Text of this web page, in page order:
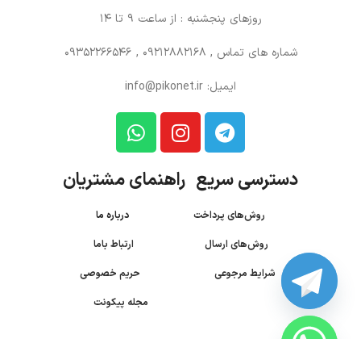
روزهای پنجشنبه : از ساعت 9 تا 14
شماره های تماس , 09212882168 , 09352266546
ایمیل: info@pikonet.ir
دسترسی سریع راهنمای مشتریان
روش‌های پرداخت درباره ما
روش‌های ارسال
ارتباط باما
شرایط مرجوعی
حریم خصوصی
مجله پیکونت